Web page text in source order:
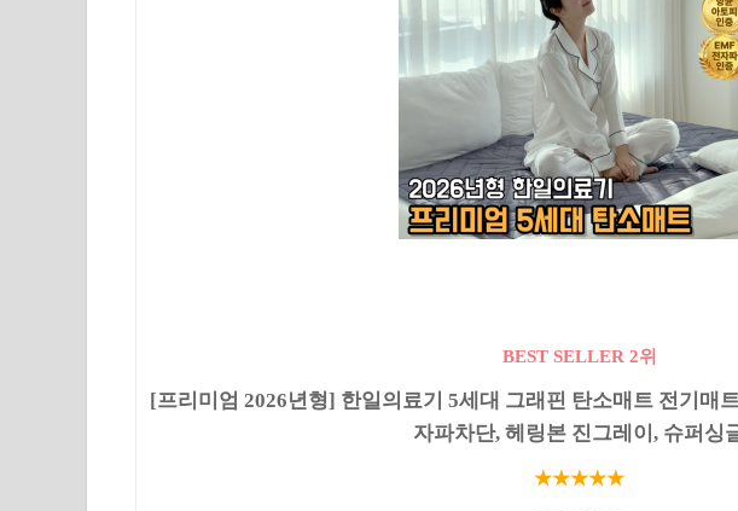
BEST SELLER 2위
[프리미엄 2026년형] 한일의료기 5세대 그래핀 탄소매트 전기매
자파차단, 헤링본 진그레이, 슈퍼싱
★★★★★